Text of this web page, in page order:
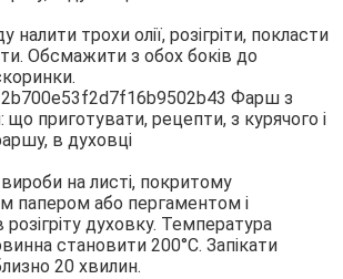
налити трохи олії, розігріти, покласти
Обсмажити з обох боків до
на листі, покритому
папером або пергаментом і
духовку. Температура
становити 200°С. Запікати
20 хвилин.